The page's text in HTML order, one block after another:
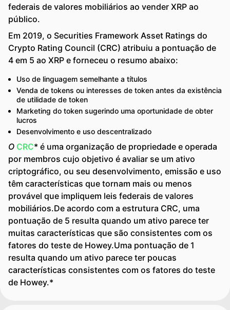
federais de valores mobiliários ao vender XRP ao
público.
Em 2019, o Securities Framework Asset Ratings do
Crypto Rating Council (CRC) atribuiu a pontuação de
4 em 5 ao XRP e forneceu o resumo abaixo:
Uso de linguagem semelhante a títulos
Venda de tokens ou interesses de token antes da existência
de utilidade de token
Marketing do token sugerindo uma oportunidade de obter
lucros
Desenvolvimento e uso descentralizado
O CRC* é uma organização de propriedade e operada
por membros cujo objetivo é avaliar se um ativo
criptográfico, ou seu desenvolvimento, emissão e uso
têm características que tornam mais ou menos
provável que impliquem leis federais de valores
mobiliários.De acordo com a estrutura CRC, uma
pontuação de 5 resulta quando um ativo parece ter
muitas características que são consistentes com os
fatores do teste de Howey.Uma pontuação de 1
resulta quando um ativo parece ter poucas
características consistentes com os fatores do teste
de Howey.*